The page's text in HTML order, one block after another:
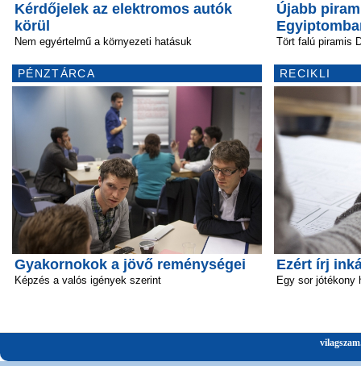
Kérdőjelek az elektromos autók
körül
Nem egyértelmű a környezeti hatásuk
PÉNZTÁRCA
Gyakornokok a jövő reménységei
Képzés a valós igények szerint
Újabb
Tört falú piramis
RECIKLI
Ezért írj
Egy sor jótékony